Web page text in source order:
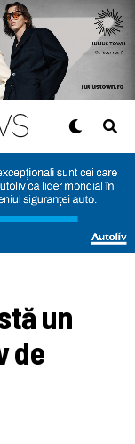
un
de